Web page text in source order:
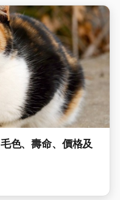
色、壽命、價格及